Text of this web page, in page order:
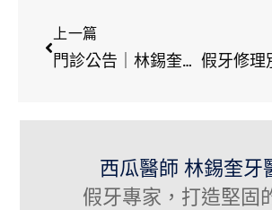
上一篇
門診公告｜林錫奎醫師2025光復節看診安排
西瓜醫師 林錫奎牙
假牙專家，打造堅固